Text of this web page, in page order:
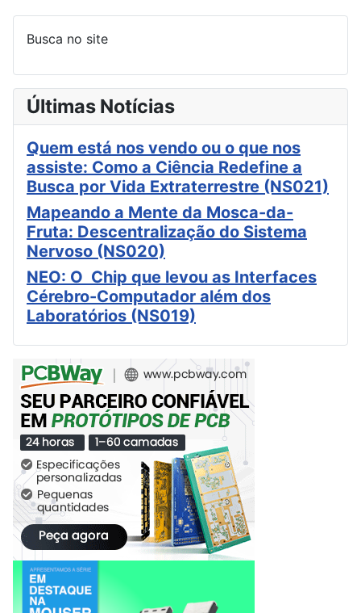
Busca no site
Últimas Notícias
Quem está nos vendo ou o que nos
assiste: Como a Ciência Redefine a
Busca por Vida Extraterrestre (NS021)
Mapeando a Mente da Mosca-da-
Fruta: Descentralização do Sistema
Nervoso (NS020)
NEO: O Chip que levou as Interfaces
Cérebro-Computador além dos
Laboratórios (NS019)